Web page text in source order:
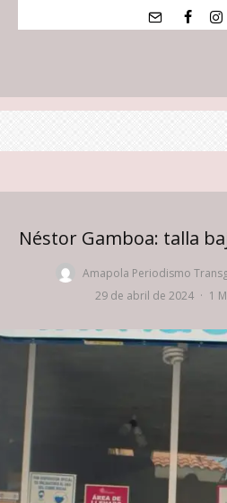
Néstor Gamboa: talla
Amapola Periodismo
29 de abril de 2024 · 1